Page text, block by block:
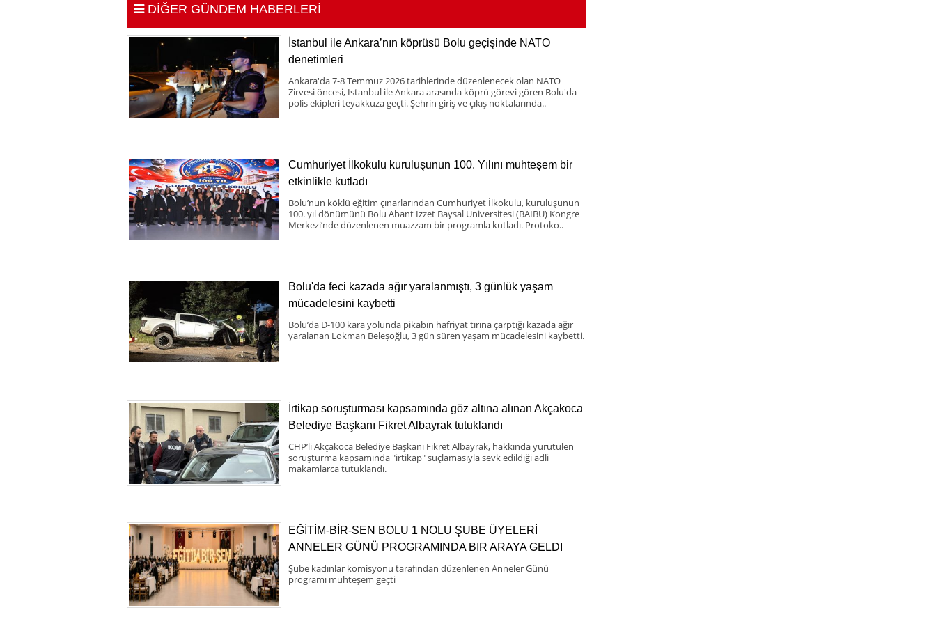
DİĞER GÜNDEM HABERLERİ
İstanbul ile Ankara’nın köprüsü Bolu geçişinde NATO
denetimleri
Ankara'da 7-8 Temmuz 2026 tarihlerinde düzenlenecek olan NATO
Zirvesi öncesi, İstanbul ile Ankara arasında köprü görevi gören Bolu'da
polis ekipleri teyakkuza geçti. Şehrin giriş ve çıkış noktalarında..
Cumhuriyet İlkokulu kuruluşunun 100. Yılını muhteşem bir
etkinlikle kutladı
Bolu’nun köklü eğitim çınarlarından Cumhuriyet İlkokulu, kuruluşunun
100. yıl dönümünü Bolu Abant İzzet Baysal Üniversitesi (BAİBÜ) Kongre
Merkezi’nde düzenlenen muazzam bir programla kutladı. Protoko..
Bolu'da feci kazada ağır yaralanmıştı, 3 günlük yaşam
mücadelesini kaybetti
Bolu’da D-100 kara yolunda pikabın hafriyat tırına çarptığı kazada ağır
yaralanan Lokman Beleşoğlu, 3 gün süren yaşam mücadelesini kaybetti.
İrtikap soruşturması kapsamında göz altına alınan Akçakoca
Belediye Başkanı Fikret Albayrak tutuklandı
CHP’li Akçakoca Belediye Başkanı Fikret Albayrak, hakkında yürütülen
soruşturma kapsamında "irtikap" suçlamasıyla sevk edildiği adli
makamlarca tutuklandı.
EĞİTİM-BİR-SEN BOLU 1 NOLU ŞUBE ÜYELERİ
ANNELER GÜNÜ PROGRAMINDA BIR ARAYA GELDI
Şube kadınlar komisyonu tarafından düzenlenen Anneler Günü
programı muhteşem geçti